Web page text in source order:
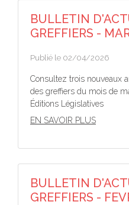
BULLETIN
GREFFIERS -
Publié le 02/04/2026
Consultez trois nouveaux
des greffiers du mois de
Éditions Législatives
EN SAVOIR PLUS
BULLETIN
GREFFIERS -